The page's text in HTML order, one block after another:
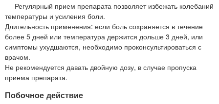
Регулярный прием препарата позволяет избежать колебаний
температуры и усиления боли.
Длительность применения: если боль сохраняется в течение
более 5 дней или температура держится дольше 3 дней, или
симптомы ухудшаются, необходимо проконсультироваться с
врачом.
Не рекомендуется давать двойную дозу, в случае пропуска
приема препарата.
Побочное действие